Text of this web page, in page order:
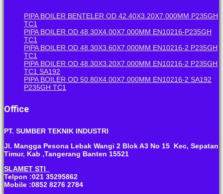
PIPA BOILER BENTELER OD 42.40X3.20X7.000MM P235GH
TC1
PIPA BOILER OD 48.30X4.00X7.000MM EN10216-P235GH
TC1
PIPA BOILER OD 48.30X3.60X7.000MM EN10216-2 P235GH
TC1
PIPA BOILER OD 48.30X3.20X7.000MM EN10216-2 P235GH
TC1 SA192
PIPA BOILER OD 50.80X4.00X7.000MM EN10216-2 SA192
P235GH TC1
Office
PT. SUMBER TEKNIK INDUSTRI
Jl. Mangga Pesona Lebak Wangi 2 Blok A3 No 15 Kec, Sepatan
Timur, Kab ,Tangerang Banten 15521
SLAMET STI
Telpon :021 35295862
Mobile :0852 8276 2784